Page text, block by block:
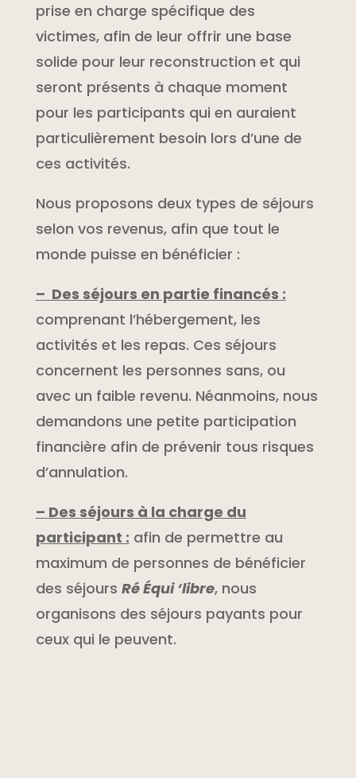
prise en charge spécifique des
victimes, afin de leur offrir une base
solide pour leur reconstruction et qui
seront présents à chaque moment
pour les participants qui en auraient
particulièrement besoin lors d’une de
ces activités.
Nous proposons deux types de séjours
selon vos revenus, afin que tout le
monde puisse en bénéficier :
– Des séjours en partie financés :
comprenant l’hébergement, les
activités et les repas. Ces séjours
concernent les personnes sans, ou
avec un faible revenu. Néanmoins, nous
demandons une petite participation
financière afin de prévenir tous risques
d’annulation.
– Des séjours à la charge du
participant : afin de permettre au
maximum de personnes de bénéficier
des séjours Ré Équi ‘libre, nous
organisons des séjours payants pour
ceux qui le peuvent.